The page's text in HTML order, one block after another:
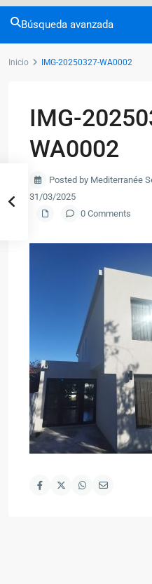
Búsqueda avanzada
Inicio IMG-20250327-WA0002
IMG-
WA0002
Posted by Mediterranée
31/03/2025
0 Comments